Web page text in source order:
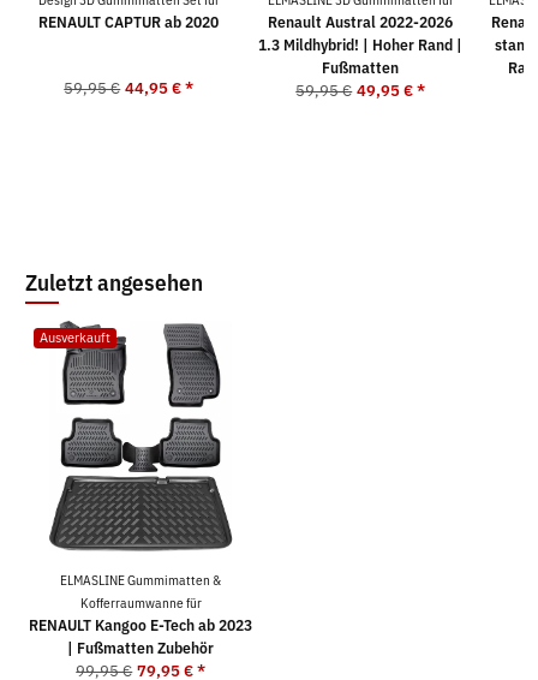
RENAULT CAPTUR ab 2020
59,95 € 44,95 €*
Renault Austral 2022-2026
1.3 Mildhybrid! | Hoher Rand |
Fußmatten
59,95 € 49,95 €*
Zuletzt angesehen
Ausverkauft
ELMASLINE Gummimatten &
Kofferraumwanne für
RENAULT Kangoo E-Tech ab 2023
| Fußmatten Zubehör
99,95 € 79,95 €*